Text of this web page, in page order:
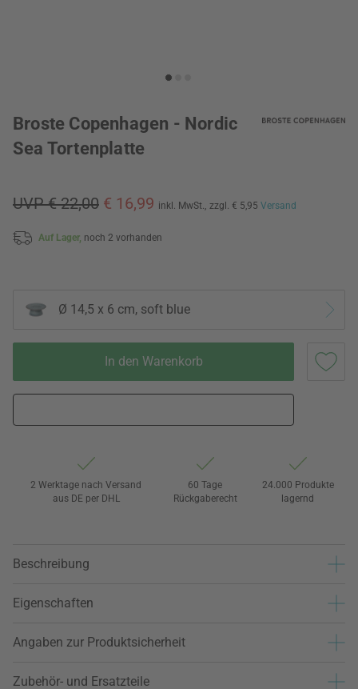
Broste Copenhagen - Nordic
Sea Tortenplatte
UVP € 22,00 € 16,99 inkl. MwSt., zzgl. € 5,95 Versand
Auf Lager, noch 2 vorhanden
Ø 14,5 x 6 cm, soft blue
In den Warenkorb
2 Werktage nach Versand
aus DE per DHL
60 Tage
Rückgaberecht
24.000 Produkte
lagernd
Beschreibung
Eigenschaften
Angaben zur Produktsicherheit
Zubehör- und Ersatzteile